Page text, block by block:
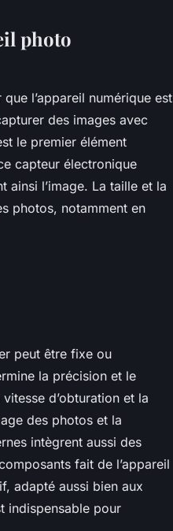
photo
l’appareil numérique est
des images avec
le premier élément
capteur électronique
ainsi l’image. La taille et la
photos, notamment en
peut être fixe ou
la précision et le
d’obturation et la
des photos et la
intègrent aussi des
fait de l’appareil
adapté aussi bien aux
indispensable pour